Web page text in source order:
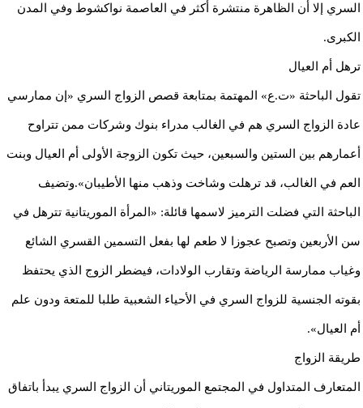
السري إلا أن الظاهرة منتشرة أكثر في العاصمة نواكشوط وفي المدن
الكبرى.
ترهل أم العيال
تقول الباحثة «ت.ع» المهتمة بمتابعة قصص الزواج السري «إن ممارسي
عادة الزواج السري هم في الغالب مدراء بنوك وشركات ممن تتراوح
أعمارهم بين الستين والسبعين، حيث تكون الزوجة الأولى أم العيال وبنت
العم في الغالب، قد ترهلت وشاخت وذهب منها الأطيبان».وتضيف
الباحثة التي فضلت الترميز لاسمها قائلة: «المرأة الموريتانية تترهل في
سن الأربعين وتصبح عجوزا لا طعم لها بفعل التسمين القسري الشائع
وغياب ممارسة الرياضة وتقارب الولادات، فيضطر الزوج الذي يحتفظ
بقوته الجنسية للزواج السري في الأحياء الشعبية طلبا للمتعة ودون علم
أم العيال».
طريقة الزواج
المتعارف المتداول في المجتمع الموريتاني أن الزواج السري يبدأ باتفاق